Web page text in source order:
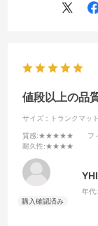
値段以上の品
サイズ：トランクマッ
質感:★★★★★ フ
耐久性:★★★★
YHI
年代: